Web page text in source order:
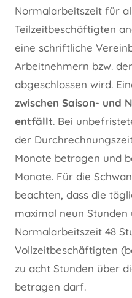
Normalarbeitszeit für
Teilzeitbeschäftigten
eine schriftliche
Arbeitnehmern bzw.
abgeschlossen wird.
zwischen Saison- und
entfällt. Bei
der
Monate betragen und
Monate. Für die
beachten, dass die
maximal neun
Normalarbeitszeit 48
Vollzeitbeschäftigten
zu acht Stunden über
betragen darf.